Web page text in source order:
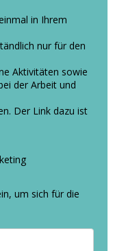
in Ihrem
nur für den
Aktivitäten sowie
der Arbeit und
Der Link dazu ist
um sich für die